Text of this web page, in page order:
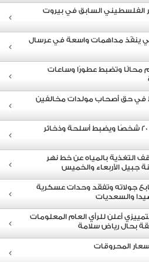
الفلسطيني السابق في بيروت
ينفّذ مداهمات واسعة في عرسال
محالًا وتضبط عطورًا وساعات
الجيش يوقف 20 شخصًا ويضبط أسلحة وذخائر
التغذية بالمياه عن خط نهر
جبيل الأربعاء والخميس
جولاته وتفقَد وحدات عسكرية
والسعديات
أعلن للرأي العام المعلومات
بحال رياض سلامة
المحروقات